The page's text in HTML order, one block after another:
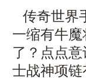
传奇世界
一缩有牛
了？点点
士战神项